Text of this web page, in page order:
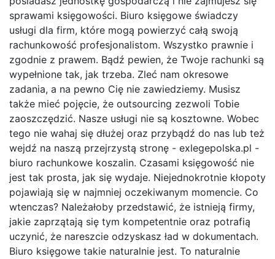
sprawami księgowości. Biuro księgowe świadczy
usługi dla firm, które mogą powierzyć całą swoją
rachunkowość profesjonalistom. Wszystko prawnie i
zgodnie z prawem. Bądź pewien, że Twoje rachunki są
wypełnione tak, jak trzeba. Zleć nam okresowe
zadania, a na pewno Cię nie zawiedziemy. Musisz
także mieć pojęcie, że outsourcing zezwoli Tobie
zaoszczędzić. Nasze usługi nie są kosztowne. Wobec
tego nie wahaj się dłużej oraz przybądź do nas lub też
wejdź na naszą przejrzystą stronę - exlegepolska.pl -
biuro rachunkowe koszalin. Czasami księgowość nie
jest tak prosta, jak się wydaje. Niejednokrotnie kłopoty
pojawiają się w najmniej oczekiwanym momencie. Co
wtenczas? Należałoby przedstawić, że istnieją firmy,
jakie zaprzątają się tym kompetentnie oraz potrafią
uczynić, że nareszcie odzyskasz ład w dokumentach.
Biuro księgowe takie naturalnie jest. To naturalnie